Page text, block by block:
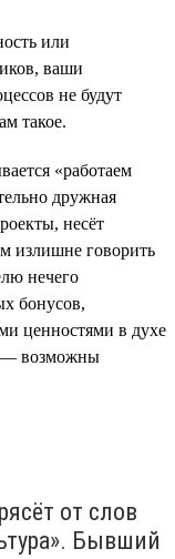
или
ваши
не будут
такое.
«работаем
дружная
несёт
излишне говорить
нечего
бонусов,
ценностями в духе
— возможны
от слов
Бывший